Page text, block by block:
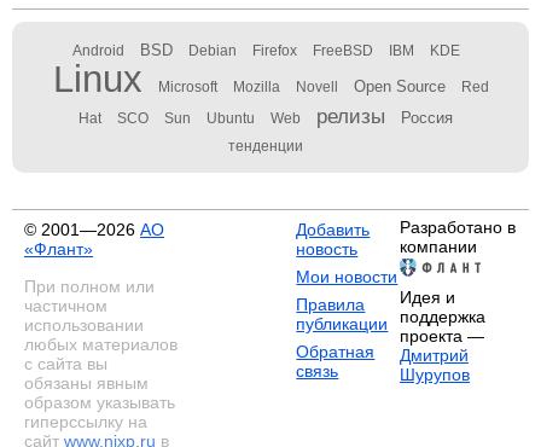
Android BSD Debian Firefox FreeBSD IBM KDE
Linux Microsoft Mozilla Novell Open Source Red
Hat SCO Sun Ubuntu Web релизы Россия
тенденции
© 2001—2026 АО
«Флант»
При полном или
частичном
использовании
любых материалов
с сайта вы
обязаны явным
образом указывать
гиперссылку на
сайт www.nixp.ru в
Добавить
новость
Мои новости
Правила
публикации
Обратная
связь
Разработано в
компании
Идея и
поддержка
проекта —
Дмитрий
Шурупов